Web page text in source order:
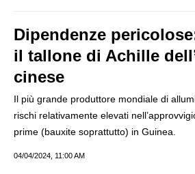
Dipendenze
il tallone di Achille
cinese
Il più grande produttore mondiale di
rischi relativamente elevati
prime (bauxite soprattutto) in Guinea.
04/04/2024, 11:00 AM